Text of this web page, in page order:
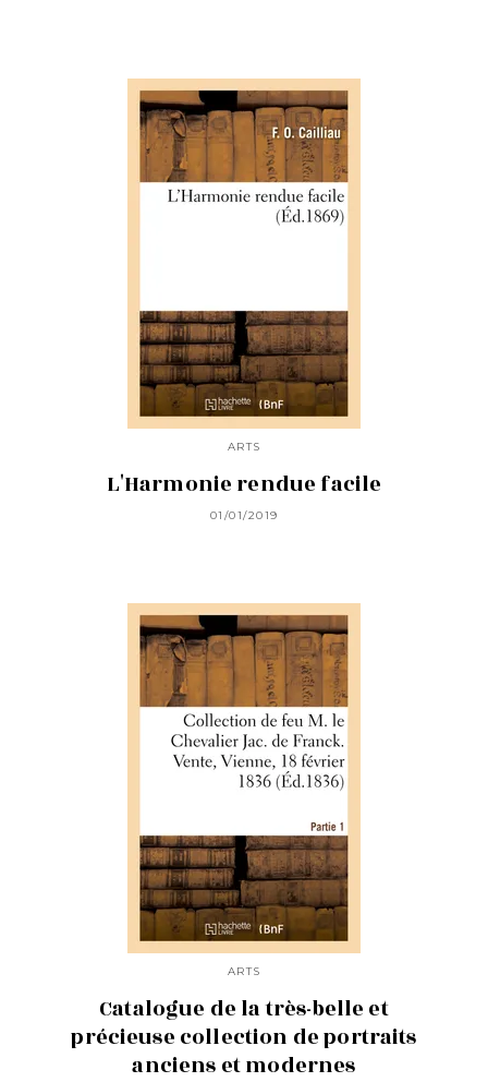
ARTS
L'Harmonie rendue facile
01/01/2019
ARTS
Catalogue de la très-belle et
précieuse collection de portraits
anciens et modernes